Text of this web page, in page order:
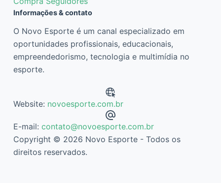
Informações & contato
O Novo Esporte é um canal especializado em
oportunidades profissionais, educacionais,
empreendedorismo, tecnologia e multimídia no
esporte.
Website: novoesporte.com.br
E-mail: contato@novoesporte.com.br
Copyright © 2026 Novo Esporte - Todos os
direitos reservados.